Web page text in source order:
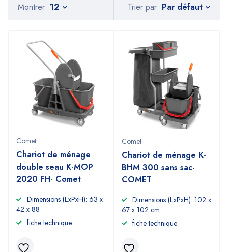
Trier par Par défaut
Montrer 12
Comet
Chariot de ménage
double seau K-MOP
2020 FH- Comet
Dimensions (LxPxH): 63 x
42 x 88
fiche technique
Comet
Chariot de ménage K-
BHM 300 sans sac-
COMET
Dimensions (LxPxH): 102 x
67 x 102 cm
fiche technique